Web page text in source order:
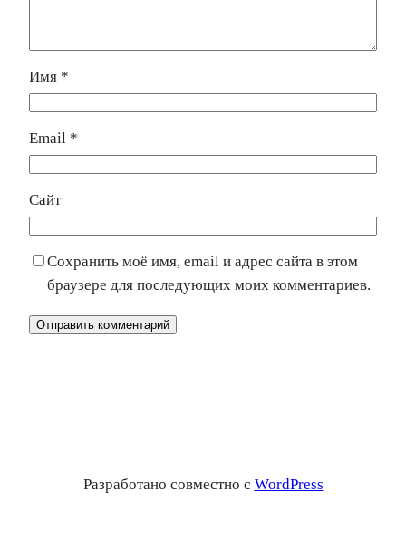
Имя *
Email *
Сайт
Сохранить моё имя, email и адрес сайта в этом
браузере для последующих моих комментариев.
Разработано совместно с WordPress